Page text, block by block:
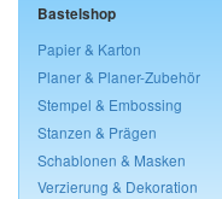
Bastelshop
Papier & Karton
Planer & Planer-Zubehör
Stempel & Embossing
Stanzen & Prägen
Schablonen & Masken
Verzierung & Dekoration